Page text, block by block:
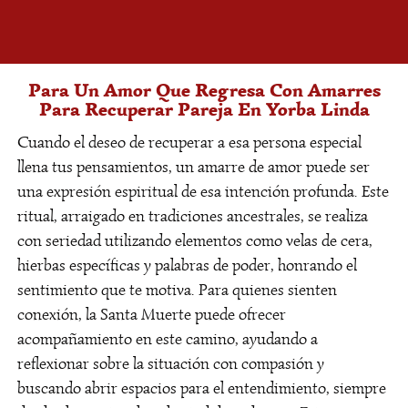
para Amarres De Amor En
Yorba Linda?
Absolutamente. La discreción es fundamental.
Cada sesión es confidencial, permitiéndote
explorar estas necesidades espirituales
personales en un espacio seguro y respetuoso,
cercano a tu comunidad.
¿Qué diferencia un
amarre de un conjuro?
Un amarre busca unir voluntades, mientras un
conjuro puede tener diversos propósitos. En
Para Un Amor Que Regresa Con Amarres
Para Recuperar Pareja En Yorba Linda
Cuando el deseo de recuperar a esa persona especial
llena tus pensamientos, un amarre de amor puede ser
una expresión espiritual de esa intención profunda. Este
ritual, arraigado en tradiciones ancestrales, se realiza
con seriedad utilizando elementos como velas de cera,
hierbas específicas y palabras de poder, honrando el
sentimiento que te motiva. Para quienes sienten
conexión, la Santa Muerte puede ofrecer
acompañamiento en este camino, ayudando a
reflexionar sobre la situación con compasión y
buscando abrir espacios para el entendimiento, siempre